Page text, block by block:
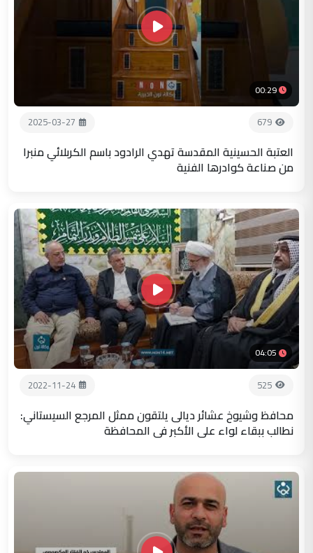
00:29
679
2025-03-27
العتبة الحسينية المقدسة تهدي الرادود باسم الكربلائي منبرا
من صناعة كوادرها الفنية
04:05
525
2022-11-24
محافظ وشيوخ عشائر ديالى يلتقون ممثل المرجع السيستاني:
نطالب ببقاء لواء علي الأكبر في المحافظة